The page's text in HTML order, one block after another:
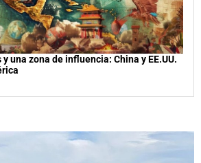
una zona de influencia: China y EE.UU.